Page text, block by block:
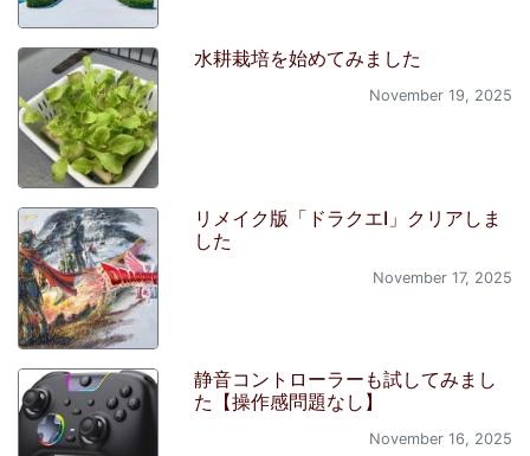
水耕栽培を始めてみました
November 19, 2025
リメイク版「ドラクエI」クリアしま
した
November 17, 2025
静音コントローラーも試してみまし
た【操作感問題なし】
November 16, 2025